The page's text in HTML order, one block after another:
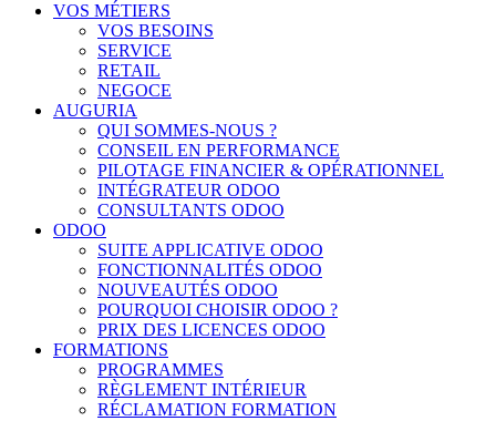
VOS MÉTIERS
VOS BESOINS
SERVICE
RETAIL
NEGOCE
AUGURIA
QUI SOMMES-NOUS ?
CONSEIL EN PERFORMANCE
PILOTAGE FINANCIER & OPÉRATIONNEL
INTÉGRATEUR ODOO
CONSULTANTS ODOO
ODOO
SUITE APPLICATIVE ODOO
FONCTIONNALITÉS ODOO
NOUVEAUTÉS ODOO
POURQUOI CHOISIR ODOO ?
PRIX DES LICENCES ODOO
FORMATIONS
PROGRAMMES
RÈGLEMENT INTÉRIEUR
RÉCLAMATION FORMATION